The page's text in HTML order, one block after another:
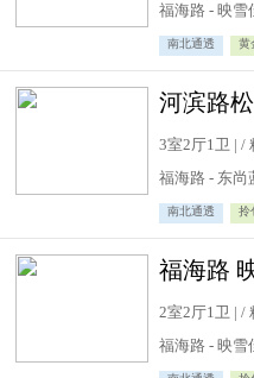
福海路 - 映雪
南北通透 黄
3室2厅1卫 | /
福海路 - 东尚
南北通透 拎
2室2厅1卫 | /
福海路 - 映雪